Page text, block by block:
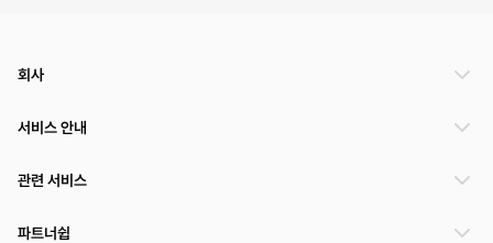
회사
서비스 안내
관련 서비스
파트너쉽